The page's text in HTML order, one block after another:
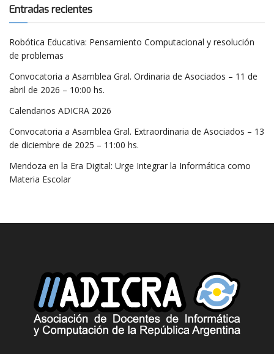
Entradas recientes
Robótica Educativa: Pensamiento Computacional y resolución
de problemas
Convocatoria a Asamblea Gral. Ordinaria de Asociados – 11 de
abril de 2026 – 10:00 hs.
Calendarios ADICRA 2026
Convocatoria a Asamblea Gral. Extraordinaria de Asociados – 13
de diciembre de 2025 – 11:00 hs.
Mendoza en la Era Digital: Urge Integrar la Informática como
Materia Escolar